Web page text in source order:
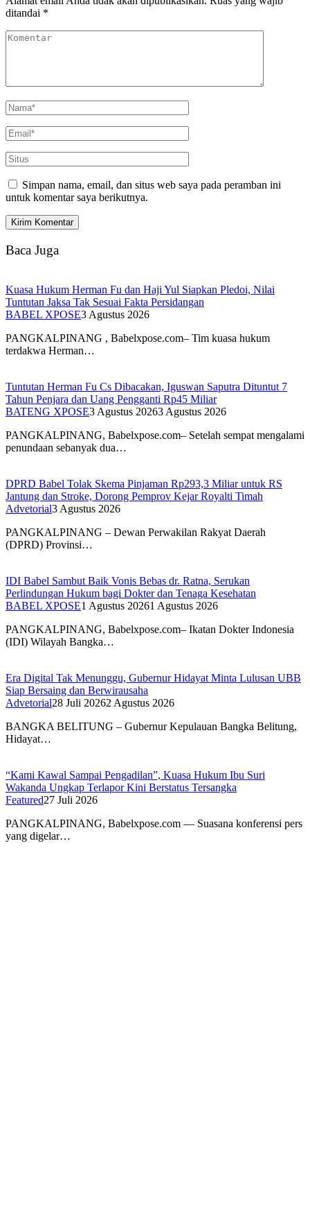
ditandai *
Simpan nama, email, dan situs web saya pada peramban ini
untuk komentar saya berikutnya.
Baca Juga
Kuasa Hukum Herman Fu dan Haji Yul Siapkan Pledoi, Nilai
Tuntutan Jaksa Tak Sesuai Fakta Persidangan
BABEL XPOSE3 Agustus 2026
PANGKALPINANG , Babelxpose.com– Tim kuasa hukum
terdakwa Herman…
Tuntutan Herman Fu Cs Dibacakan, Iguswan Saputra Dituntut 7
Tahun Penjara dan Uang Pengganti Rp45 Miliar
BATENG XPOSE3 Agustus 20263 Agustus 2026
PANGKALPINANG, Babelxpose.com– Setelah sempat mengalami
penundaan sebanyak dua…
DPRD Babel Tolak Skema Pinjaman Rp293,3 Miliar untuk RS
Jantung dan Stroke, Dorong Pemprov Kejar Royalti Timah
Advetorial3 Agustus 2026
PANGKALPINANG – Dewan Perwakilan Rakyat Daerah
(DPRD) Provinsi…
IDI Babel Sambut Baik Vonis Bebas dr. Ratna, Serukan
Perlindungan Hukum bagi Dokter dan Tenaga Kesehatan
BABEL XPOSE1 Agustus 20261 Agustus 2026
PANGKALPINANG, Babelxpose.com– Ikatan Dokter Indonesia
(IDI) Wilayah Bangka…
Era Digital Tak Menunggu, Gubernur Hidayat Minta Lulusan UBB
Siap Bersaing dan Berwirausaha
Advetorial28 Juli 20262 Agustus 2026
BANGKA BELITUNG – Gubernur Kepulauan Bangka Belitung,
Hidayat…
“Kami Kawal Sampai Pengadilan”, Kuasa Hukum Ibu Suri
Wakanda Ungkap Terlapor Kini Berstatus Tersangka
Featured27 Juli 2026
PANGKALPINANG, Babelxpose.com — Suasana konferensi pers
yang digelar…